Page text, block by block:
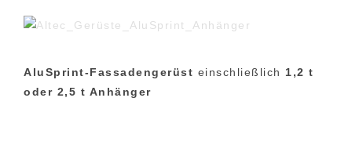
AluSprint-Fassadengerüst einschließlich 1,2 t
oder 2,5 t Anhänger